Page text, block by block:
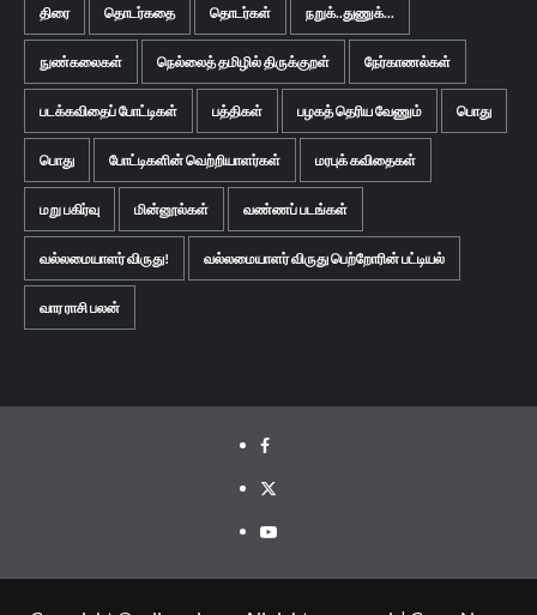
திரை தொடர்கதை தொடர்கள் நறுக்..துணுக்...
நுண்கலைகள் நெல்லைத் தமிழில் திருக்குறள் நேர்காணல்கள்
படக்கவிதைப் போட்டிகள் பத்திகள் பழகத் தெரிய வேணும் பொது
பொது போட்டிகளின் வெற்றியாளர்கள் மரபுக் கவிதைகள்
மறு பகிர்வு மின்னூல்கள் வண்ணப் படங்கள்
வல்லமையாளர் விருது! வல்லமையாளர் விருது பெற்றோரின் பட்டியல்
வார ராசி பலன்
Facebook
Twitter
Youtube